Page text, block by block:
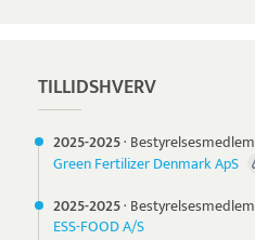
TILLIDSHVERV
2025-2025· Bestyrelsesmedlem
Green Fertilizer Denmark ApS
2025-2025· Bestyrelsesmedlem
ESS-FOOD A/S